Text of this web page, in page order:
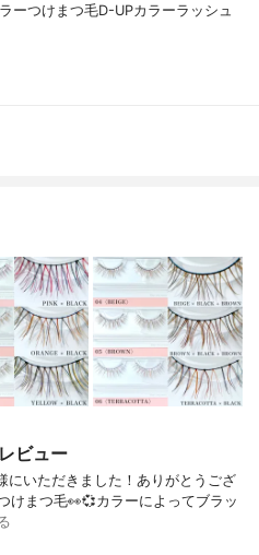
ーつけまつ毛⁡⁡D-UPカラーラッシュ
ビュー
いただきました！ありがとうござ
けまつ毛👀💞カラーによってブラッ